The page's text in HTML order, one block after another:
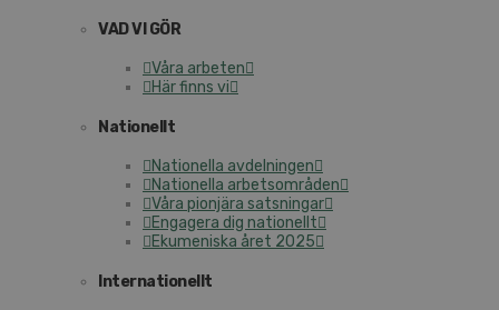
VAD VI GÖR
Våra arbeten
Här finns vi
Nationellt
Nationella avdelningen
Nationella arbetsområden
Våra pionjära satsningar
Engagera dig nationellt
Ekumeniska året 2025
Internationellt